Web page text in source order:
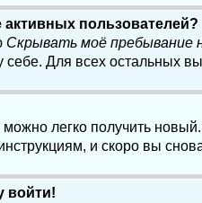
активных пользователей?
Скрывать моё пребывание
Для всех остальных
можно легко получить
и скоро вы
войти!